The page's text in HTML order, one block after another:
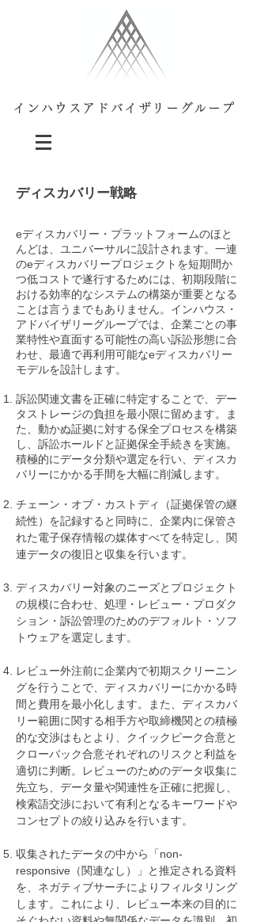
インハウスアドバイザリーグループ
ディスカバリー戦略
eディスカバリー・プラットフォームのほと
んどは、ユニバーサルに設計されます。一連
のeディスカバリープロジェクトを短期間か
つ低コストで遂行するためには、初期段階に
おける効率的なシステムの構築が重要となる
ことは言うまでもありません。インハウス・
アドバイザリーグループでは、企業ごとの事
業特性や直面する可能性の高い訴訟形態に合
わせ、最適で再利用可能なeディスカバリー
モデルを設計します。
訴訟関連文書を正確に特定することで、デー
タストレージの負担を最小限に留めます。ま
た、動かぬ証拠に対する保全プロセスを構築
し、訴訟ホールドと証拠保全手続きを実施。
積極的にデータ分類や選定を行い、ディスカ
バリーにかかる手間を大幅に削減します。
チェーン・オブ・カストディ（証拠保管の継
続性）を記録すると同時に、企業内に保管さ
れた電子保存情報の媒体すべてを特定し、関
連データの復旧と収集を行います。
ディスカバリー対象のニーズとプロジェクト
の規模に合わせ、処理・レビュー・プロダク
ション・訴訟管理のためのデフォルト・ソフ
トウェアを選定します。
レビュー外注前に企業内で初期スクリーニン
グを行うことで、ディスカバリーにかかる時
間と費用を最小化します。また、ディスカバ
リー範囲に関する相手方や取締機関との積極
的な交渉はもとより、クイックピーク合意と
クローバック合意それぞれのリスクと利益を
適切に判断。レビューのためのデータ収集に
先立ち、データ量や関連性を正確に把握し、
検索語交渉において有利となるキーワードや
コンセプトの絞り込みを行います。
収集されたデータの中から「non-
responsive（関連なし）」と推定される資料
を、ネガティブサーチによりフィルタリング
します。これにより、レビュー本来の目的に